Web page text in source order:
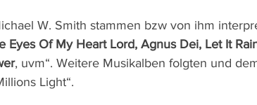
W. Smith stammen bzw von ihm
Eyes Of My Heart Lord, Agnus Dei, Let It
, uvm“. Weitere Musikalben folgten und
Light“.